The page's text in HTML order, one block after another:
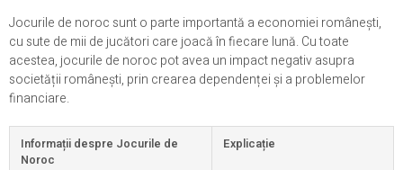
Jocurile de noroc sunt o parte importantă a economiei românești,
cu sute de mii de jucători care joacă în fiecare lună. Cu toate
acestea, jocurile de noroc pot avea un impact negativ asupra
societății românești, prin crearea dependenței și a problemelor
financiare.
Informații despre Jocurile de
Noroc
Explicație